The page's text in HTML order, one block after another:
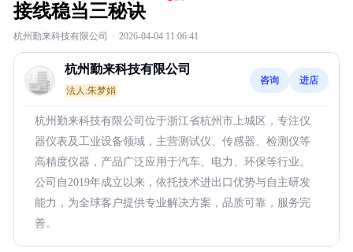
接线稳当三秘诀
杭州勤来科技有限公司 · 2026-04-04 11:06:41
杭州勤来科技有限公司
法人:朱梦娟
咨询 进店
杭州勤来科技有限公司位于浙江省杭州市上城区，专注仪
器仪表及工业设备领域，主营测试仪、传感器、检测仪等
高精度仪器，产品广泛应用于汽车、电力、环保等行业。
公司自2019年成立以来，依托技术进出口优势与自主研发
能力，为全球客户提供专业解决方案，品质可靠，服务完
善。